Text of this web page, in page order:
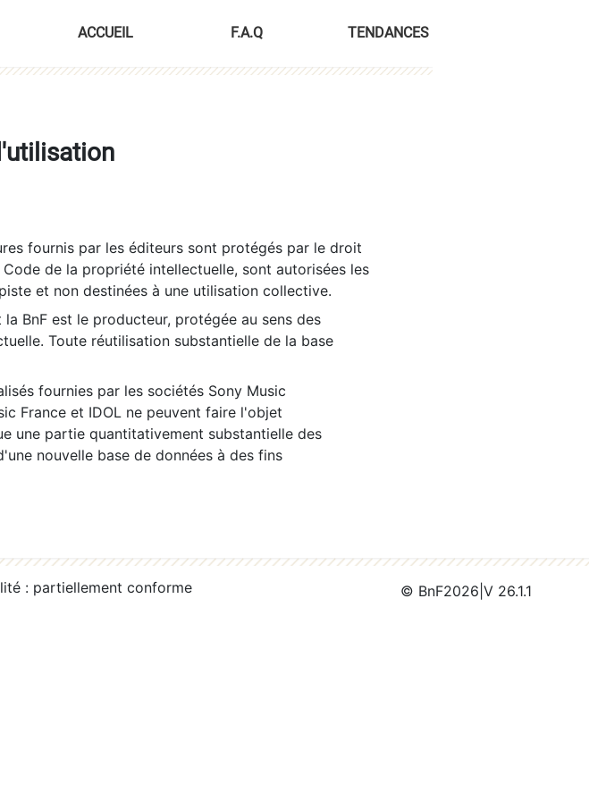
ACCUEIL F.A.Q TENDANCES
fournis par les éditeurs sont protégés par le droit
de la propriété intellectuelle, sont autorisées les
et non destinées à une utilisation collective.
BnF est le producteur, protégée au sens des
Toute réutilisation substantielle de la base
fournies par les sociétés Sony Music
France et IDOL ne peuvent faire l'objet
une partie quantitativement substantielle des
nouvelle base de données à des fins
: partiellement conforme © BnF2026 V 26.1.1